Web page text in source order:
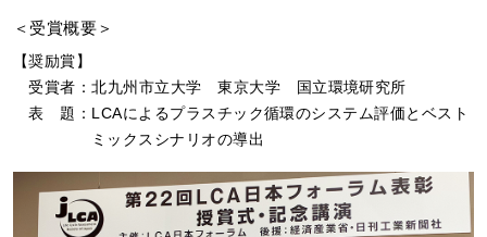
＜受賞概要＞
【奨励賞】
受賞者：北九州市立大学 東京大学 国立環境研究所
表
題：LCAによるプラスチック循環のシステム評価とベスト
ミックスシナリオの導出